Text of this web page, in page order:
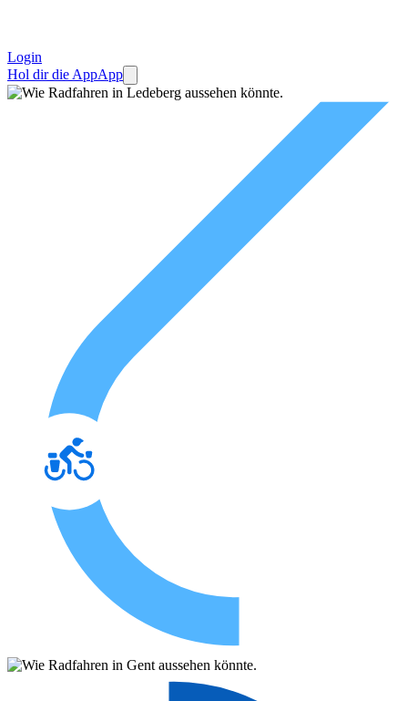
Login
Hol dir die AppApp